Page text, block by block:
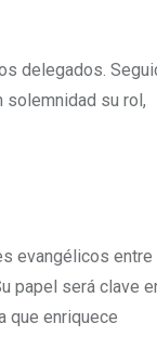
delegados.
su rol,
evangélicos entre
papel será clave
que enriquece